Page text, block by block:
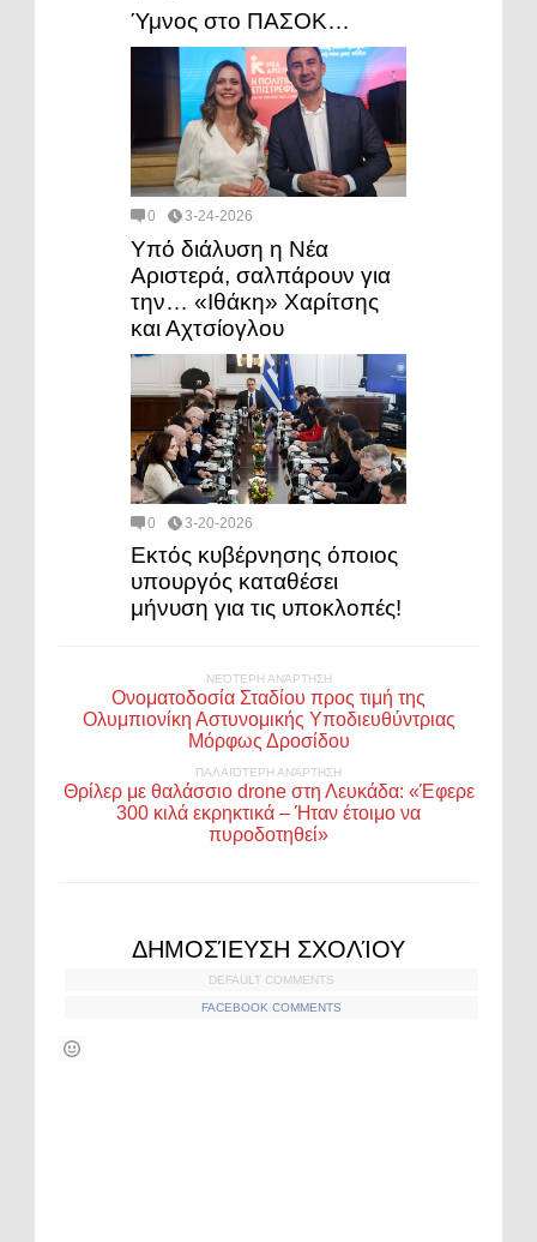
Ύμνος στο ΠΑΣΟΚ…
0 3-24-2026
Υπό διάλυση η Νέα
Αριστερά, σαλπάρουν για
την… «Ιθάκη» Χαρίτσης
και Αχτσίογλου
0 3-20-2026
Εκτός κυβέρνησης όποιος
υπουργός καταθέσει
μήνυση για τις υποκλοπές!
ΝΕΌΤΕΡΗ ΑΝΆΡΤΗΣΗ
Ονοματοδοσία Σταδίου προς τιμή της
Ολυμπιονίκη Αστυνομικής Υποδιευθύντριας
Μόρφως Δροσίδου
ΠΑΛΑΙΌΤΕΡΗ ΑΝΆΡΤΗΣΗ
Θρίλερ με θαλάσσιο drone στη Λευκάδα: «Έφερε
300 κιλά εκρηκτικά – Ήταν έτοιμο να
πυροδοτηθεί»
ΔΗΜΟΣΊΕΥΣΗ ΣΧΟΛΊΟΥ
DEFAULT COMMENTS
FACEBOOK COMMENTS